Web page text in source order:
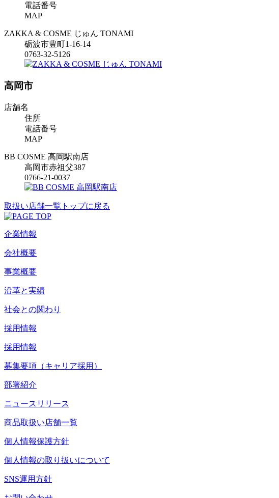
電話番号
MAP
ZAKKA & COSME じゅん TONAMI
砺波市豊町1-16-14
0763-32-5126
高岡市
店舗名
住所
電話番号
MAP
BB COSME 高岡駅南店
高岡市赤祖父387
0766-21-0037
取扱い店舗一覧トップに戻る
企業情報
会社概要
事業概要
沿革と実績
社会との関わり
採用情報
採用情報
募集要項（キャリア採用）
部署紹介
ニュースリリース
商品取扱い店舗一覧
個人情報保護方針
個人情報の取り扱いについて
SNS運用方針